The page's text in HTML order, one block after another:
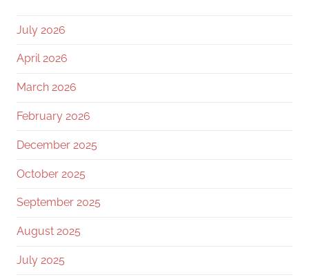
July 2026
April 2026
March 2026
February 2026
December 2025
October 2025
September 2025
August 2025
July 2025